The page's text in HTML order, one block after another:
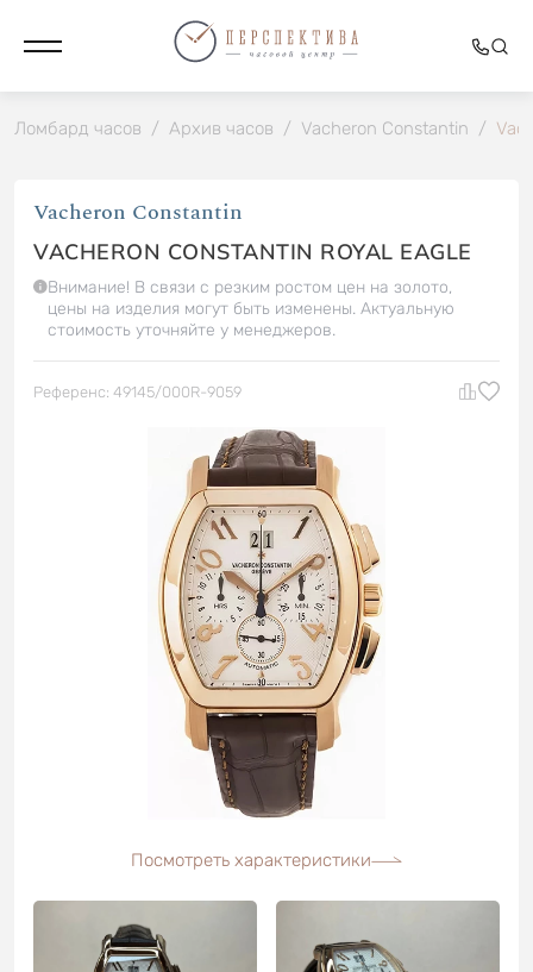
Ломбард часов / Архив часов / Vacheron Constantin /
Vacheron Constantin
VACHERON CONSTANTIN ROYAL EAGLE
Внимание! В связи с резким ростом цен на золото,
цены на изделия могут быть изменены. Актуальную
стоимость уточняйте у менеджеров.
Референс: 49145/000R-9059
Посмотреть характеристики